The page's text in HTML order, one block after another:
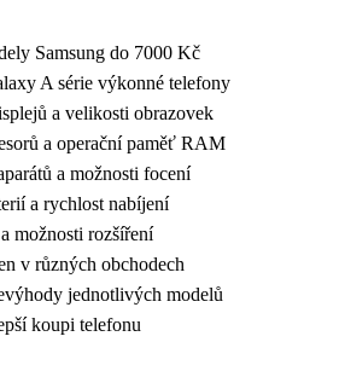
Samsung do 7000 Kč
A série výkonné telefony
a velikosti obrazovek
a operační paměť RAM
a možnosti focení
a rychlost nabíjení
možnosti rozšíření
v různých obchodech
jednotlivých modelů
koupi telefonu